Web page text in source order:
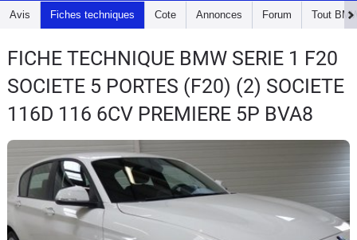
Essais
Guide
d'achat
Electriques
Utilitaires
Avis Fiches techniques Cote Annonces Forum Tout
FICHE TECHNIQUE BMW SERIE 1 F20
SOCIETE 5 PORTES (F20) (2) SOCIETE
116D 116 6CV PREMIERE 5P BVA8